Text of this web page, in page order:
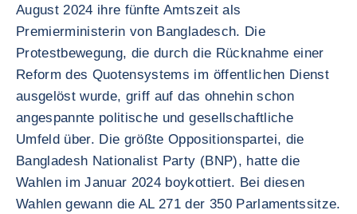
August 2024 ihre fünfte Amtszeit als
Premierministerin von Bangladesch. Die
Protestbewegung, die durch die Rücknahme einer
Reform des Quotensystems im öffentlichen Dienst
ausgelöst wurde, griff auf das ohnehin schon
angespannte politische und gesellschaftliche
Umfeld über. Die größte Oppositionspartei, die
Bangladesh Nationalist Party (BNP), hatte die
Wahlen im Januar 2024 boykottiert. Bei diesen
Wahlen gewann die AL 271 der 350 Parlamentssitze.